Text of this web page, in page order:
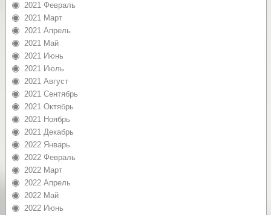
2021 Февраль
2021 Март
2021 Апрель
2021 Май
2021 Июнь
2021 Июль
2021 Август
2021 Сентябрь
2021 Октябрь
2021 Ноябрь
2021 Декабрь
2022 Январь
2022 Февраль
2022 Март
2022 Апрель
2022 Май
2022 Июнь